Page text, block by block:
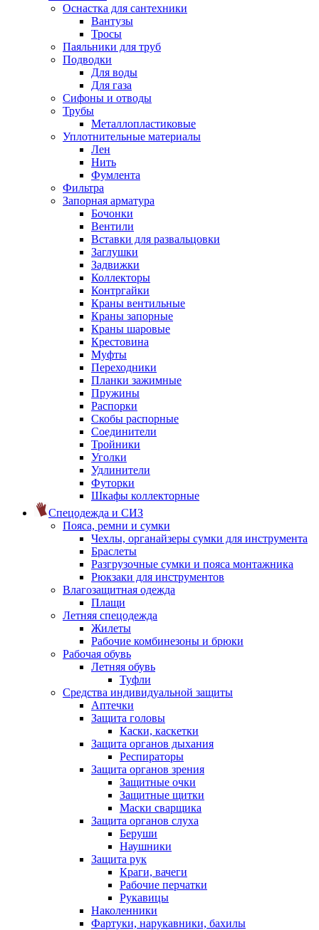
Оснастка для сантехники
Вантузы
Тросы
Паяльники для труб
Подводки
Для воды
Для газа
Сифоны и отводы
Трубы
Металлопластиковые
Уплотнительные материалы
Лен
Нить
Фумлента
Фильтра
Запорная арматура
Бочонки
Вентили
Вставки для развальцовки
Заглушки
Задвижки
Коллекторы
Контргайки
Краны вентильные
Краны запорные
Краны шаровые
Крестовина
Муфты
Переходники
Планки зажимные
Пружины
Распорки
Скобы распорные
Соединители
Тройники
Уголки
Удлинители
Футорки
Шкафы коллекторные
Спецодежда и СИЗ
Пояса, ремни и сумки
Чехлы, органайзеры сумки для инструмента
Браслеты
Разгрузочные сумки и пояса монтажника
Рюкзаки для инструментов
Влагозащитная одежда
Плащи
Летняя спецодежда
Жилеты
Рабочие комбинезоны и брюки
Рабочая обувь
Летняя обувь
Туфли
Средства индивидуальной защиты
Аптечки
Защита головы
Каски, каскетки
Защита органов дыхания
Респираторы
Защита органов зрения
Защитные очки
Защитные щитки
Маски сварщика
Защита органов слуха
Беруши
Наушники
Защита рук
Краги, вачеги
Рабочие перчатки
Рукавицы
Наколенники
Фартуки, нарукавники, бахилы